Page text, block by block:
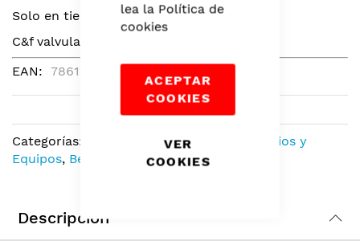
lea la Política de
cookies
ACEPTAR
COOKIES
VER
COOKIES
beginning
of
the
images
gallery
Solo en tiendas
C&f valvula rociadora de cobre negra.
EAN
7861141323877
Categorías: Suministros de Salón
Mobiliarios y
Equipos, Belleza
Descripción